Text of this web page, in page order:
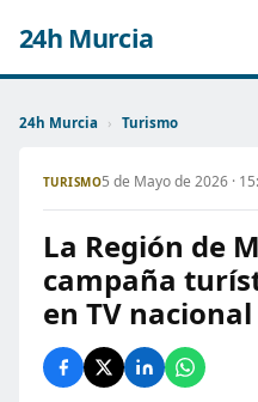
24h Murcia
24h Murcia › Turismo
TURISMO5 de Mayo de 2026 ·
La Región de
campaña
en TV nacional